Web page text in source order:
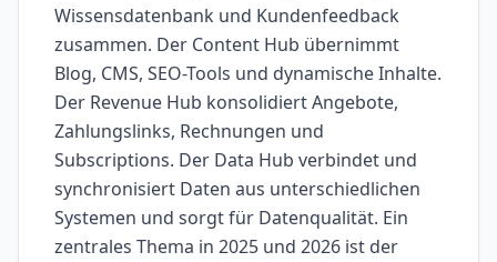
Wissensdatenbank und Kundenfeedback
zusammen. Der Content Hub übernimmt
Blog, CMS, SEO-Tools und dynamische Inhalte.
Der Revenue Hub konsolidiert Angebote,
Zahlungslinks, Rechnungen und
Subscriptions. Der Data Hub verbindet und
synchronisiert Daten aus unterschiedlichen
Systemen und sorgt für Datenqualität. Ein
zentrales Thema in 2025 und 2026 ist der